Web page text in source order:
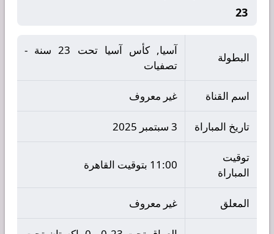
23
البطولة
آسيا, كأس آسيا تحت 23 سنة -
تصفيات
اسم القناة غير معروف
تاريخ المباراة 3 سبتمبر 2025
توقيت
المباراة
11:00 بتوقيت القاهرة
المعلق غير معروف